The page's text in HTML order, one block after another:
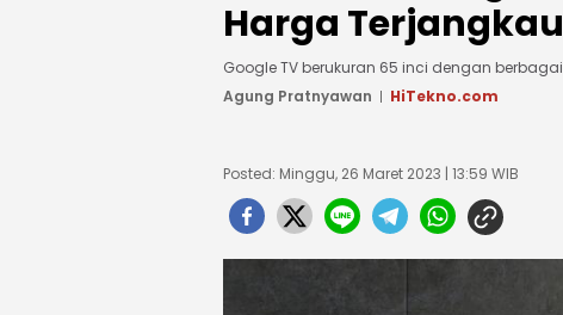
Harga Terjangkau
Google TV berukuran 65 inci dengan
Agung Pratnyawan
HiTekno.com
Posted: Minggu, 26 Maret 2023 | 13:59 WIB